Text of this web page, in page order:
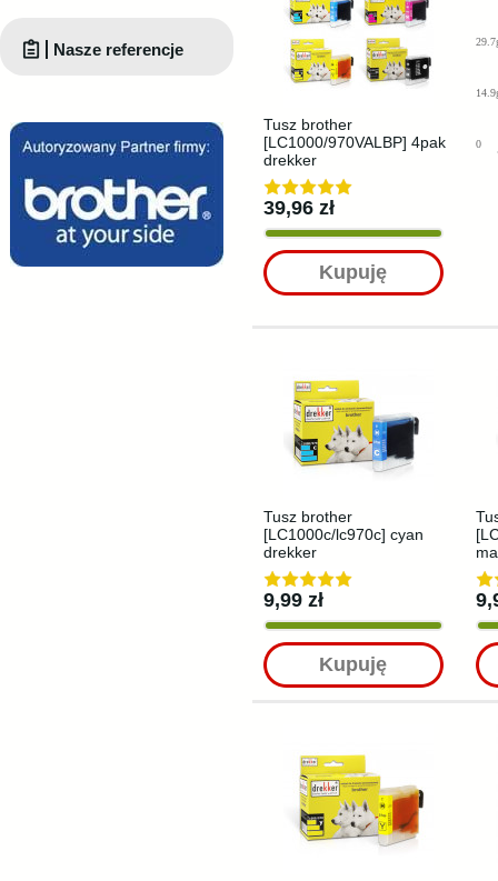
Tusz brother
[LC1000/970VALBP] 4pak
drekker
39,96 zł
Kupuję
0
Tusz brother
[LC1000c/lc970c] cyan
drekker
9,99 zł
Kupuję
Nasze referencje